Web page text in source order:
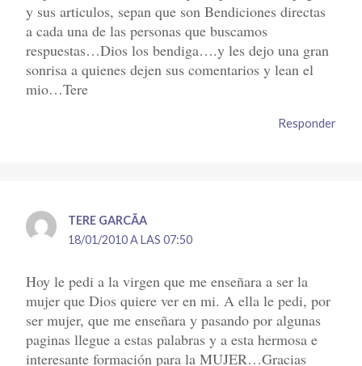
y sus articulos, sepan que son Bendiciones directas
a cada una de las personas que buscamos
respuestas…Dios los bendiga….y les dejo una gran
sonrisa a quienes dejen sus comentarios y lean el
mio…Tere
Responder
TERE GARCÃ­A
18/01/2010 A LAS 07:50
Hoy le pedi a la virgen que me enseñara a ser la
mujer que Dios quiere ver en mi. A ella le pedi, por
ser mujer, que me enseñara y pasando por algunas
paginas llegue a estas palabras y a esta hermosa e
interesante formación para la MUJER…Gracias